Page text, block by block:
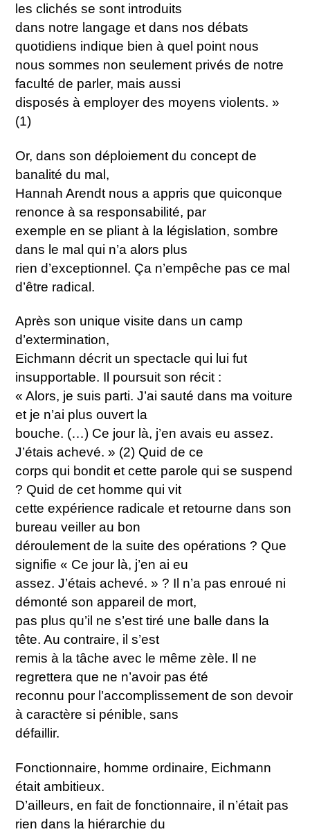
les clichés se sont introduits
dans notre langage et dans nos débats
quotidiens indique bien à quel point nous
nous sommes non seulement privés de notre
faculté de parler, mais aussi
disposés à employer des moyens violents. »
(1)
Or, dans son déploiement du concept de
banalité du mal,
Hannah Arendt nous a appris que quiconque
renonce à sa responsabilité, par
exemple en se pliant à la législation, sombre
dans le mal qui n’a alors plus
rien d’exceptionnel. Ça n’empêche pas ce mal
d’être radical.
Après son unique visite dans un camp
d’extermination,
Eichmann décrit un spectacle qui lui fut
insupportable. Il poursuit son récit :
« Alors, je suis parti. J’ai sauté dans ma voiture
et je n’ai plus ouvert la
bouche. (…) Ce jour là, j’en avais eu assez.
J’étais achevé. » (2) Quid de ce
corps qui bondit et cette parole qui se suspend
? Quid de cet homme qui vit
cette expérience radicale et retourne dans son
bureau veiller au bon
déroulement de la suite des opérations ? Que
signifie « Ce jour là, j’en ai eu
assez. J’étais achevé. » ? Il n’a pas enroué ni
démonté son appareil de mort,
pas plus qu’il ne s’est tiré une balle dans la
tête. Au contraire, il s’est
remis à la tâche avec le même zèle. Il ne
regrettera que ne n’avoir pas été
reconnu pour l’accomplissement de son devoir
à caractère si pénible, sans
défaillir.
Fonctionnaire, homme ordinaire, Eichmann
était ambitieux.
D’ailleurs, en fait de fonctionnaire, il n’était pas
rien dans la hiérarchie du